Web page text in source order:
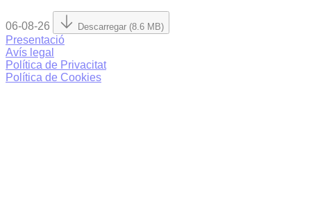
06-08-26 Descarregar (8.6 MB)
Presentació
Avís legal
Política de Privacitat
Política de Cookies